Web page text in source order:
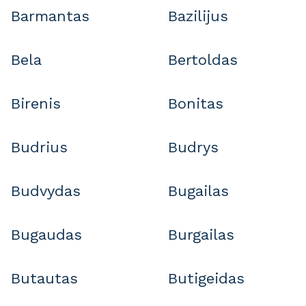
Barmantas Bazilijus
Bela Bertoldas
Birenis Bonitas
Budrius Budrys
Budvydas Bugailas
Bugaudas Burgailas
Butautas Butigeidas